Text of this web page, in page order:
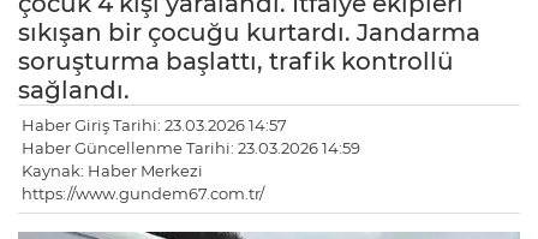
sıkışan bir çocuğu kurtardı. Jandarma
soruşturma başlattı, trafik kontrollü
sağlandı.
Haber Giriş Tarihi: 23.03.2026 14:57
Haber Güncellenme Tarihi: 23.03.2026 14:59
Kaynak: Haber Merkezi
https://www.gundem67.com.tr/